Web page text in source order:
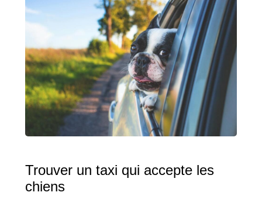
Trouver un taxi qui accepte les
chiens